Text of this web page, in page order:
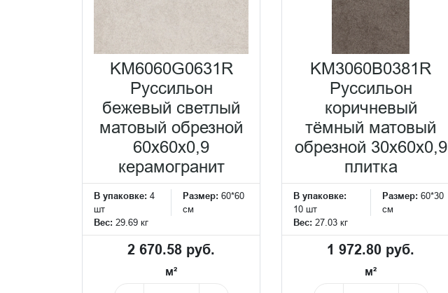
KM6060G0631R
Руссильон
бежевый светлый
матовый обрезной
60x60x0,9
керамогранит
В упаковке: 4
шт
Размер: 60*60
см
Вес: 29.69 кг
2 670.58 руб.
м²
KM3060B0381R
Руссильон
коричневый
тёмный матовый
обрезной 30x60x0,9
плитка
В упаковке:
10 шт
Размер: 60*30
см
Вес: 27.03 кг
1 972.80 руб.
м²